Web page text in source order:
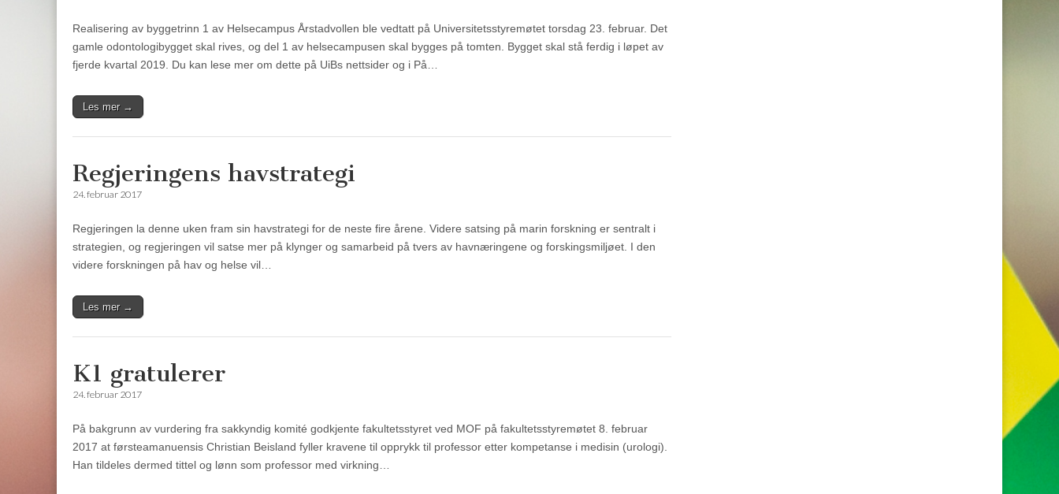
Realisering av byggetrinn 1 av Helsecampus Årstadvollen ble vedtatt på Universitetsstyremøtet torsdag 23. februar. Det
gamle odontologibygget skal rives, og del 1 av helsecampusen skal bygges på tomten. Bygget skal stå ferdig i løpet av
fjerde kvartal 2019. Du kan lese mer om dette på UiBs nettsider og i På…
Les mer →
Regjeringens havstrategi
24. februar 2017
Regjeringen la denne uken fram sin havstrategi for de neste fire årene. Videre satsing på marin forskning er sentralt i
strategien, og regjeringen vil satse mer på klynger og samarbeid på tvers av havnæringene og forskingsmiljøet. I den
videre forskningen på hav og helse vil…
Les mer →
K1 gratulerer
24. februar 2017
På bakgrunn av vurdering fra sakkyndig komité godkjente fakultetsstyret ved MOF på fakultetsstyremøtet 8. februar
2017 at førsteamanuensis Christian Beisland fyller kravene til opprykk til professor etter kompetanse i medisin (urologi).
Han tildeles dermed tittel og lønn som professor med virkning…